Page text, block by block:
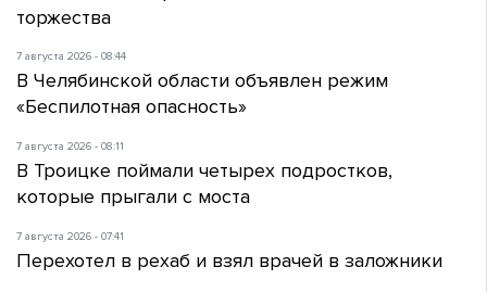
торжества
7 августа 2026 - 08:44
В Челябинской области объявлен режим
«Беспилотная опасность»
7 августа 2026 - 08:11
В Троицке поймали четырех подростков,
которые прыгали с моста
7 августа 2026 - 07:41
Перехотел в рехаб и взял врачей в заложники